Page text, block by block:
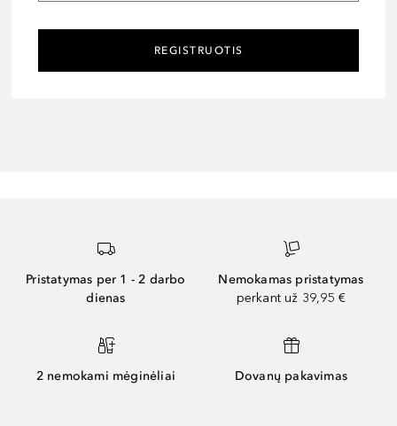
REGISTRUOTIS
Pristatymas per 1 - 2 darbo
dienas
Nemokamas pristatymas
perkant už 39,95 €
2 nemokami mėginėliai Dovanų pakavimas